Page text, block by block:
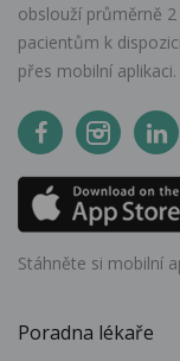
obslouží průměrně
pacientům k
přes mobilní aplikaci.
Stáhněte si mobilní
Poradna lékaře